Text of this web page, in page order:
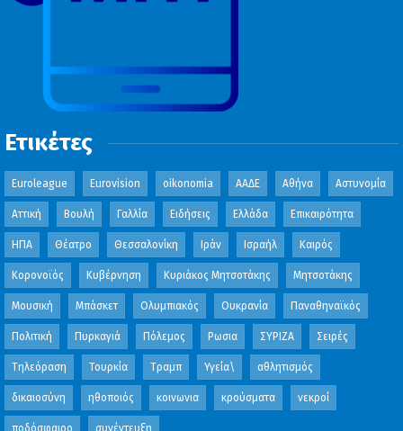
Ετικέτες
Euroleague Eurovision oikonomia ΑΑΔΕ Αθήνα Αστυνομία
Αττική Βουλή Γαλλία Ειδήσεις Ελλάδα Επικαιρότητα
ΗΠΑ Θέατρο Θεσσαλονίκη Ιράν Ισραήλ Καιρός
Κορονοϊός Κυβέρνηση Κυριάκος Μητσοτάκης Μητσοτάκης
Μουσική Μπάσκετ Ολυμπιακός Ουκρανία Παναθηναϊκός
Πολιτική Πυρκαγιά Πόλεμος Ρωσια ΣΥΡΙΖΑ Σειρές
Τηλεόραση Τουρκία Τραμπ Υγεία\ αθλητισμός
δικαιοσύνη ηθοποιός κοινωνια κρούσματα νεκροί
ποδόσφαιρο συνέντευξη